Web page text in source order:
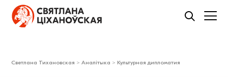
Светлана Тихановская >Аналітыка > Культурная дипломатия